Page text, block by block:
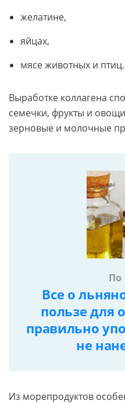
желатине,
яйцах,
мясе животных и птиц.
Выработке коллагена
семечки, фрукты и
зерновые и молочные
По
Все о
пользе для
правильно
не
Из морепродуктов